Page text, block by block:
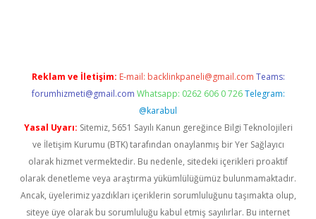
Reklam ve İletişim: E-mail: backlinkpaneli@gmail.com Teams:
forumhizmeti@gmail.com Whatsapp: 0262 606 0 726 Telegram:
@karabul
Yasal Uyarı: Sitemiz, 5651 Sayılı Kanun gereğince Bilgi Teknolojileri
ve İletişim Kurumu (BTK) tarafından onaylanmış bir Yer Sağlayıcı
olarak hizmet vermektedir. Bu nedenle, sitedeki içerikleri proaktif
olarak denetleme veya araştırma yükümlülüğümüz bulunmamaktadır.
Ancak, üyelerimiz yazdıkları içeriklerin sorumluluğunu taşımakta olup,
siteye üye olarak bu sorumluluğu kabul etmiş sayılırlar. Bu internet